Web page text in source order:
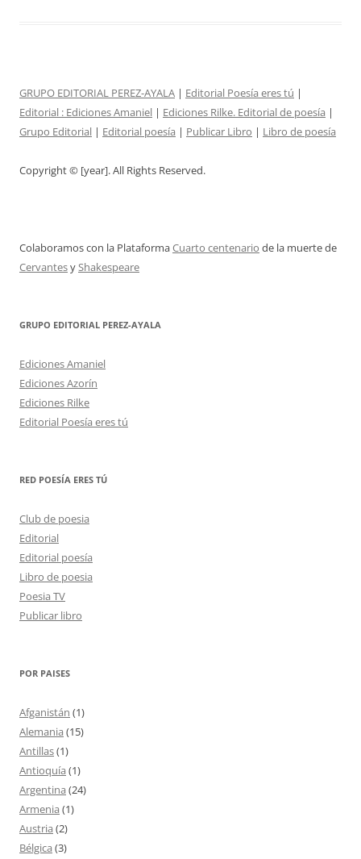
GRUPO EDITORIAL PEREZ-AYALA | Editorial Poesía eres tú |
Editorial : Ediciones Amaniel | Ediciones Rilke. Editorial de poesía |
Grupo Editorial | Editorial poesía | Publicar Libro | Libro de poesía
Copyright © [year]. All Rights Reserved.
Colaboramos con la PlataformaCuarto centenario de la muerte de
CervantesyShakespeare
GRUPO EDITORIAL PEREZ-AYALA
Ediciones Amaniel
Ediciones Azorín
Ediciones Rilke
Editorial Poesía eres tú
RED POESÍA ERES TÚ
Club de poesia
Editorial
Editorial poesía
Libro de poesia
Poesia TV
Publicar libro
POR PAISES
Afganistán (1)
Alemania (15)
Antillas(1)
Antioquía (1)
Argentina (24)
Armenia (1)
Austria (2)
Bélgica (3)